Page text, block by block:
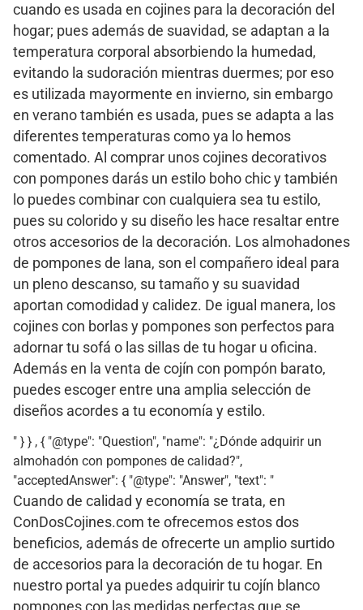
cuando es usada en cojines para la decoración del
hogar; pues además de suavidad, se adaptan a la
temperatura corporal absorbiendo la humedad,
evitando la sudoración mientras duermes; por eso
es utilizada mayormente en invierno, sin embargo
en verano también es usada, pues se adapta a las
diferentes temperaturas como ya lo hemos
comentado. Al comprar unos cojines decorativos
con pompones darás un estilo boho chic y también
lo puedes combinar con cualquiera sea tu estilo,
pues su colorido y su diseño les hace resaltar entre
otros accesorios de la decoración. Los almohadones
de pompones de lana, son el compañero ideal para
un pleno descanso, su tamaño y su suavidad
aportan comodidad y calidez. De igual manera, los
cojines con borlas y pompones son perfectos para
adornar tu sofá o las sillas de tu hogar u oficina.
Además en la venta de cojín con pompón barato,
puedes escoger entre una amplia selección de
diseños acordes a tu economía y estilo.
" } } , { "@type": "Question", "name": "¿Dónde adquirir un
almohadón con pompones de calidad?",
"acceptedAnswer": { "@type": "Answer", "text": "
Cuando de calidad y economía se trata, en
ConDosCojines.com te ofrecemos estos dos
beneficios, además de ofrecerte un amplio surtido
de accesorios para la decoración de tu hogar. En
nuestro portal ya puedes adquirir tu cojín blanco
pompones con las medidas perfectas que se